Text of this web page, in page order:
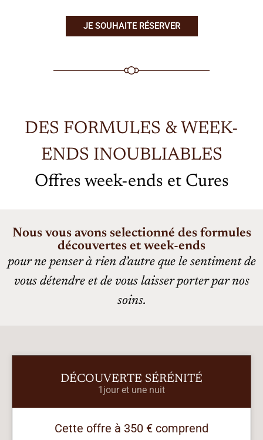
JE SOUHAITE RÉSERVER
DES FORMULES & WEEK-
ENDS INOUBLIABLES
Offres week-ends et Cures
Nous vous avons selectionné des formules
découvertes et week-ends
pour ne penser à rien d’autre que le sentiment de
vous détendre et de vous laisser porter par nos
soins.
DÉCOUVERTE SÉRÉNITÉ
1jour et une nuit
Cette offre à 350 € comprend